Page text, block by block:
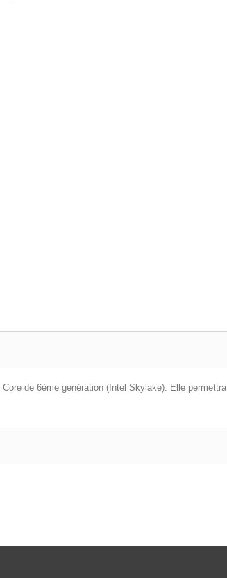
de 6ème génération (Intel Skylake). Elle permettra